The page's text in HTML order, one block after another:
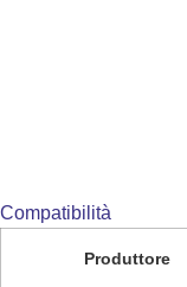
Compatibilità
Produttore